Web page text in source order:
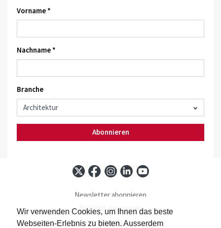
Wir verwenden Cookies, um Ihnen das beste
Webseiten-Erlebnis zu bieten. Ausserdem
Vorname *
Nachname *
Branche
Abonnieren
Newsletter abonnieren
Baublatt abonnieren
Kontakt